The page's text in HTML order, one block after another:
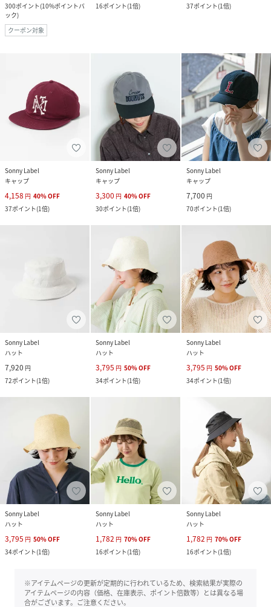
300ポイント(10%ポイントバ
ック)
クーポン対象
16ポイント(1倍)
37ポイント(1倍)
Sonny Label
キャップ
4,158 円 40%OFF
37ポイント(1倍)
Sonny Label
キャップ
3,300 円 40%OFF
30ポイント(1倍)
Sonny Label
キャップ
7,700 円
70ポイント(1倍)
Sonny Label
ハット
7,920 円
72ポイント(1倍)
Sonny Label
ハット
3,795 円 50%OFF
34ポイント(1倍)
Sonny Label
ハット
3,795 円 50%OFF
34ポイント(1倍)
Sonny Label
ハット
3,795 円 50%OFF
34ポイント(1倍)
Sonny Label
ハット
1,782 円 70%OFF
16ポイント(1倍)
Sonny Label
ハット
1,782 円 70%OFF
16ポイント(1倍)
※アイテムページの更新が定期的に行われているため、検索結果が実際の
アイテムページの内容（価格、在庫表示、ポイント倍数等）とは異なる場
合がございます。ご注意ください。